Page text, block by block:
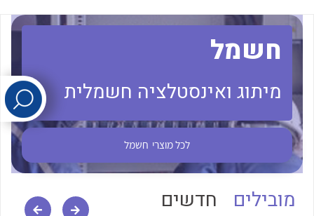
לכל מוצרי היצרן
לכל מוצרי היצרן לכל מוצרי היצרן
חשמל
מיתוג ואינסטלציה חשמלית
לכל מוצרי חשמל
מובילים חדשים